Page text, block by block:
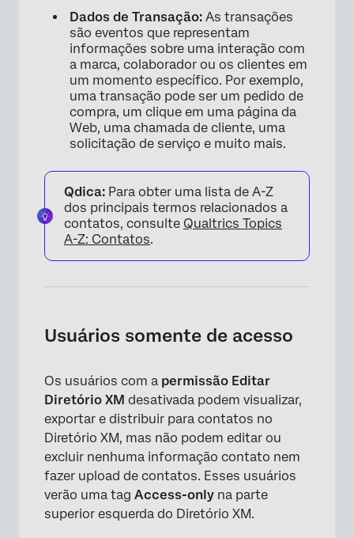
Dados de Transação: As transações
são eventos que representam
informações sobre uma interação com
a marca, colaborador ou os clientes em
um momento específico. Por exemplo,
uma transação pode ser um pedido de
compra, um clique em uma página da
Web, uma chamada de cliente, uma
solicitação de serviço e muito mais.
Qdica: Para obter uma lista de A-Z
dos principais termos relacionados a
contatos, consulte Qualtrics Topics
A-Z: Contatos.
Usuários somente de acesso
Os usuários com a permissão Editar
Diretório XM desativada podem visualizar,
exportar e distribuir para contatos no
Diretório XM, mas não podem editar ou
excluir nenhuma informação contato nem
fazer upload de contatos. Esses usuários
verão uma tag Access-only na parte
superior esquerda do Diretório XM.